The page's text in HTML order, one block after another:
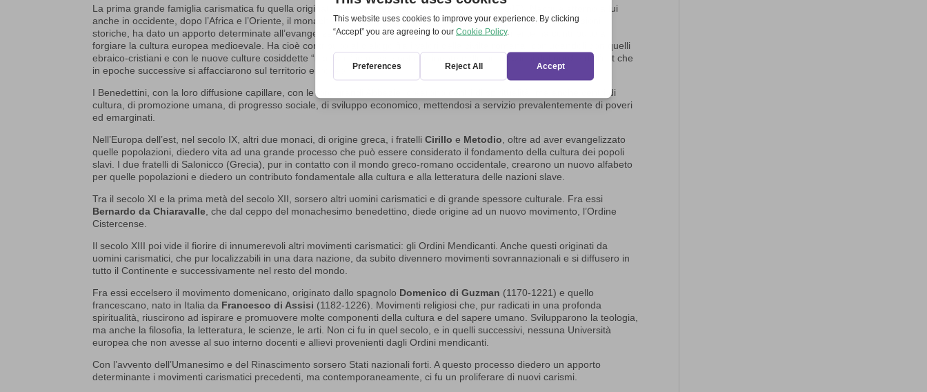
La prima grande famiglia carismatica fu quella originata da
(Italia) (480-547). Nacque attorno a lui
anche in occidente, dopo l’Africa e l’Oriente, il monachesimo: quello benedettino che, nelle sue molteplici espressioni
storiche, ha dato un apporto determinate all’evangelizzazione del continente, e contemporaneamente ha contribuito a
forgiare la cultura europea medioevale. Ha cioè contribuito al dialogo fra i valori della civiltà romana, coniugandoli con quelli
ebraico-cristiani e con le nuove culture cosiddette “barbare” immesse nel continente dalle popolazioni del nord e dell’est che
in epoche successive si affacciarono sul territorio europeo.
I Benedettini, con la loro diffusione capillare, con le loro grandi Abbazie, crearono centri di spiritualità, ma anche centri di
cultura, di promozione umana, di progresso sociale, di sviluppo economico, mettendosi a servizio prevalentemente di poveri
ed emarginati.
Nell’Europa dell’est, nel secolo IX, altri due monaci, di origine greca, i fratelliCirillo e Metodio , oltre ad aver evangelizzato
quelle popolazioni, diedero vita ad una grande processo che può essere considerato il fondamento della cultura dei popoli
slavi. I due fratelli di Salonicco (Grecia), pur in contatto con il mondo greco-romano occidentale, crearono un nuovo alfabeto
per quelle popolazioni e diedero un contributo fondamentale alla cultura e alla letteratura delle nazioni slave.
Tra il secolo XI e la prima metà del secolo XII, sorsero altri uomini carismatici e di grande spessore culturale. Fra essi
Bernardo da Chiaravalle , che dal ceppo del monachesimo benedettino, diede origine ad un nuovo movimento, l’Ordine
Cistercense.
Il secolo XIII poi vide il fiorire di innumerevoli altri movimenti carismatici: gli Ordini Mendicanti. Anche questi originati da
uomini carismatici, che pur localizzabili in una dara nazione, da subito divennero movimenti sovrannazionali e si diffusero in
tutto il Continente e successivamente nel resto del mondo.
Fra essi eccelsero il movimento domenicano, originato dallo spagnolo Domenico di Guzman (1170-1221) e quello
francescano, nato in Italia da Francesco di Assisi (1182-1226). Movimenti religiosi che, pur radicati in una profonda
spiritualità, riuscirono ad ispirare e promuovere molte componenti della cultura e del sapere umano. Svilupparono la teologia,
ma anche la filosofia, la letteratura, le scienze, le arti. Non ci fu in quel secolo, e in quelli successivi, nessuna Università
europea che non avesse al suo interno docenti e allievi provenienti dagli Ordini mendicanti.
Con l’avvento dell’Umanesimo e del Rinascimento sorsero Stati nazionali forti. A questo processo diedero un apporto
determinante i movimenti carismatici precedenti, ma contemporaneamente, ci fu un proliferare di nuovi carismi.